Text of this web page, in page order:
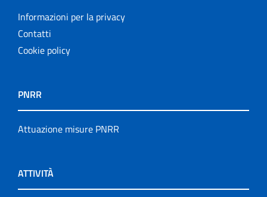
Informazioni per la privacy
Contatti
Cookie policy
PNRR
Attuazione misure PNRR
ATTIVITÀ